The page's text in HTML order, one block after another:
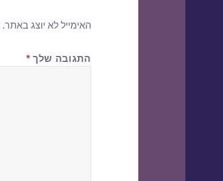
האימייל לא יוצג באתר.
התגובה שלך *